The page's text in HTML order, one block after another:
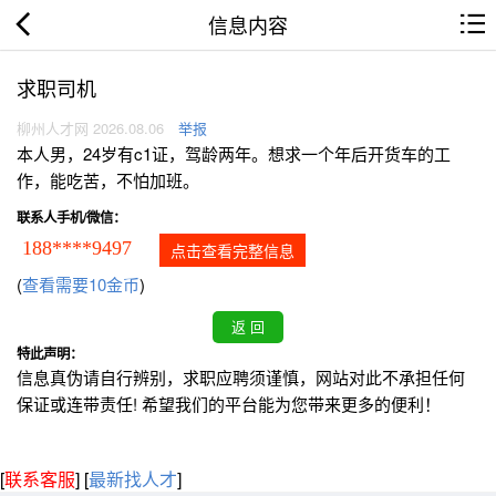
信息内容
求职司机
柳州人才网 2026.08.06 举报
本人男，24岁有c1证，驾龄两年。想求一个年后开货车的工
作，能吃苦，不怕加班。
联系人手机/微信：
188****9497 点击查看完整信息
(查看需要10金币)
特此声明：
信息真伪请自行辨别，求职应聘须谨慎，网站对此不承担任何
保证或连带责任! 希望我们的平台能为您带来更多的便利！
[联系客服] [最新找人才]